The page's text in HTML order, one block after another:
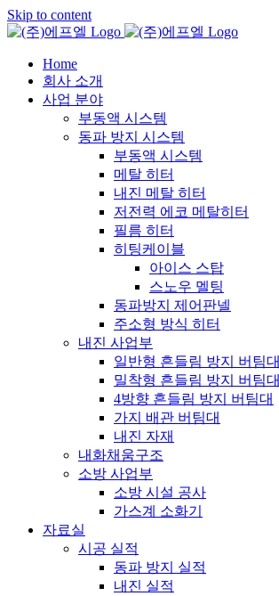
Skip to content
Home
회사 소개
사업 분야
부동액 시스템
동파 방지 시스템
부동액 시스템
메탈 히터
내진 메탈 히터
저전력 에코 메탈히터
필름 히터
히팅케이블
아이스 스탑
스노우 멜팅
동파방지 제어판넬
주소형 방식 히터
내진 사업부
일반형 흔들림 방지 버팀대
밀착형 흔들림 방지 버팀대
4방향 흔들림 방지 버팀대
가지 배관 버팀대
내진 자재
내화채움구조
소방 사업부
소방 시설 공사
가스계 소화기
자료실
시공 실적
동파 방지 실적
내진 실적